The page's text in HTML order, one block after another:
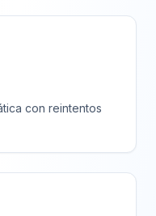
con reintentos